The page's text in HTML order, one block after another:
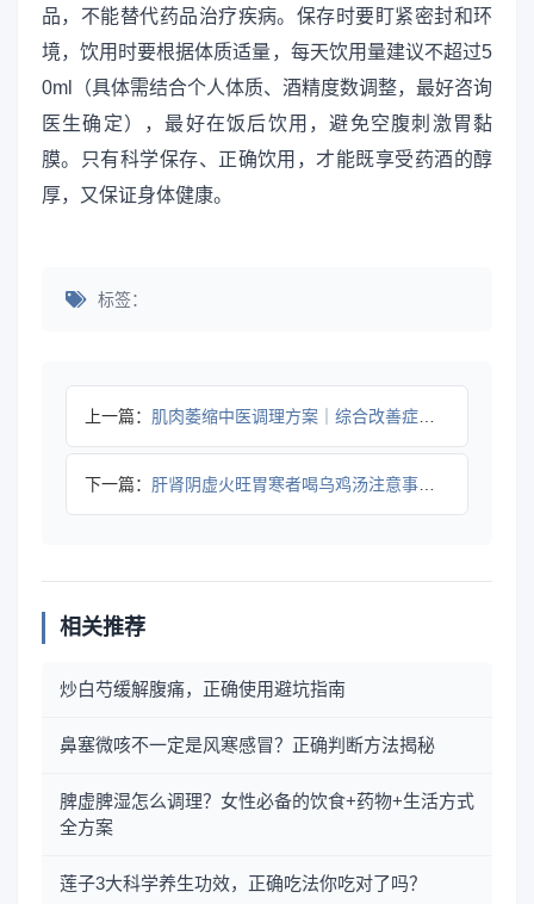
品，不能替代药品治疗疾病。保存时要盯紧密封和环
境，饮用时要根据体质适量，每天饮用量建议不超过5
0ml（具体需结合个人体质、酒精度数调整，最好咨询
医生确定），最好在饭后饮用，避免空腹刺激胃黏
膜。只有科学保存、正确饮用，才能既享受药酒的醇
厚，又保证身体健康。
标签：
上一篇： 肌肉萎缩中医调理方案｜综合改善症状全攻略
下一篇： 肝肾阴虚火旺胃寒者喝乌鸡汤注意事项｜科学饮用全攻略
相关推荐
炒白芍缓解腹痛，正确使用避坑指南
鼻塞微咳不一定是风寒感冒？正确判断方法揭秘
脾虚脾湿怎么调理？女性必备的饮食+药物+生活方式
全方案
莲子3大科学养生功效，正确吃法你吃对了吗？